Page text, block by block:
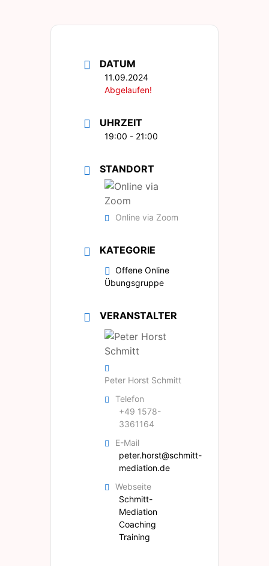
DATUM
11.09.2024
Abgelaufen!
UHRZEIT
19:00 - 21:00
STANDORT
Online via Zoom
KATEGORIE
Offene Online
Übungsgruppe
VERANSTALTER
Peter Horst Schmitt
Telefon
+49 1578-
3361164
E-Mail
peter.horst@schmitt-
mediation.de
Webseite
Schmitt-
Mediation
Coaching
Training